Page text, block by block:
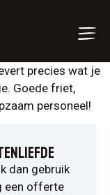
precies wat je
Goede friet,
personeel!
dan gebruik
een offerte